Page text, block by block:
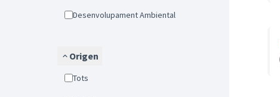
Desenvolupament Ambiental
Origen
Tots